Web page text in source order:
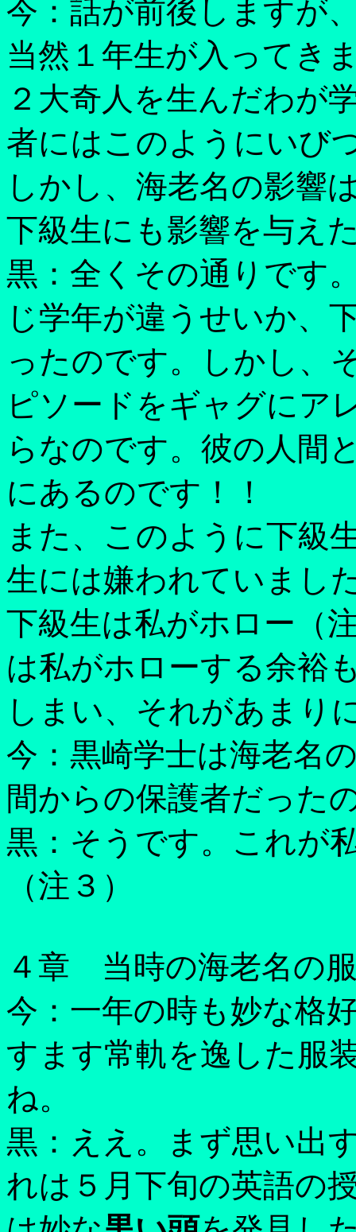
今：話が前後しますが
当然１年生が入ってき
２大奇人を生んだわが
者にはこのようにいび
しかし、海老名の影響
下級生にも影響を与え
黒：全くその通りです
じ学年が違うせいか、
ったのです。しかし、
ピソードをギャグにア
らなのです。彼の人間
にあるのです！！
また、このように下級
生には嫌われていまし
下級生は私がホロー（
は私がホローする余裕
しまい、それがあまり
今：黒崎学士は海老名
間からの保護者だった
黒：そうです。これが
（注３）
４章 当時の海老名の
今：一年の時も妙な格
すます常軌を逸した服
ね。
黒：ええ。まず思い出
れは５月下旬の英語の